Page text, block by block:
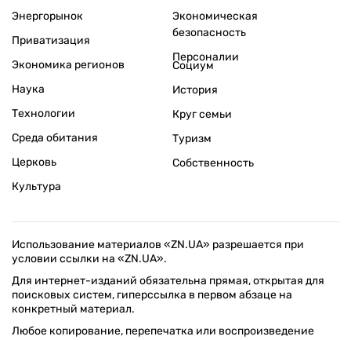
Энергорынок
Приватизация
Экономика регионов
Экономическая
безопасность
Персоналии
Наука
Технологии
Среда обитания
Церковь
Культура
Социум
История
Круг семьи
Туризм
Собственность
Использование материалов «ZN.UA» разрешается при
условии ссылки на «ZN.UA».
Для интернет-изданий обязательна прямая, открытая для
поисковых систем, гиперссылка в первом абзаце на
конкретный материал.
Любое копирование, перепечатка или воспроизведение